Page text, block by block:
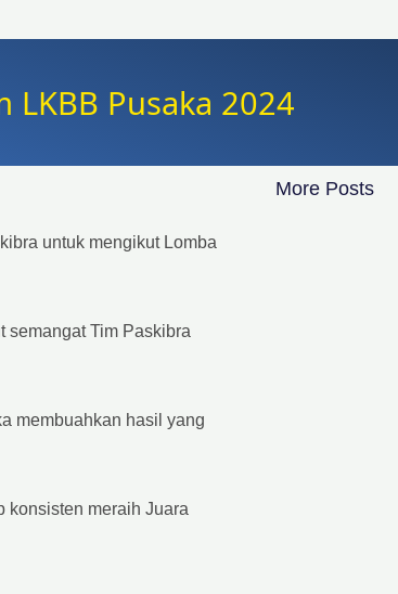
LKBB Pusaka 2024
untuk mengikut Lomba
semangat Tim Paskibra
membuahkan hasil yang
konsisten meraih Juara
More Posts